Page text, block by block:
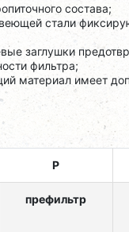
состава;
стали
заглушки
фильтра;
материал имеет
P
префильтр